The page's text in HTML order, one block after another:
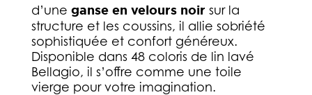
d’une ganse en velours noir sur la
structure et les coussins, il allie sobriété
sophistiquée et confort généreux.
Disponible dans 48 coloris de lin lavé
Bellagio, il s’offre comme une toile
vierge pour votre imagination.